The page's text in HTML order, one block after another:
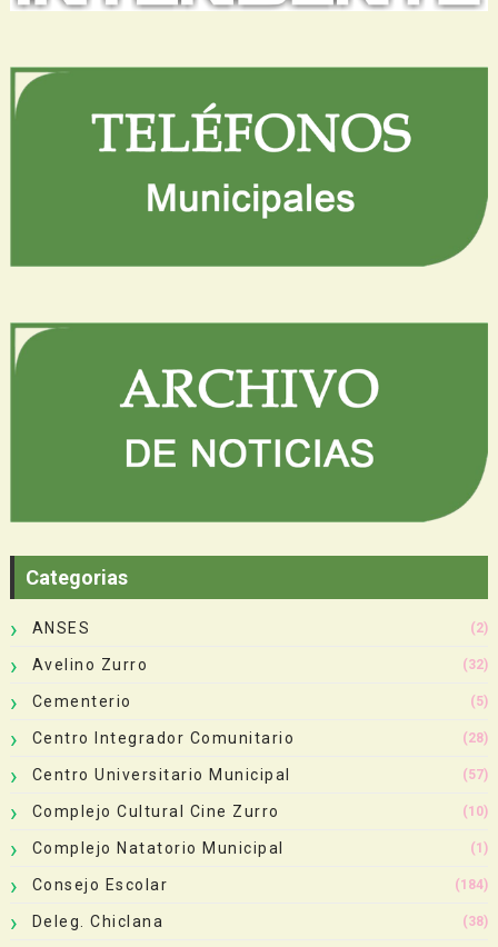
Categorias
ANSES (2)
Avelino Zurro (32)
Cementerio (5)
Centro Integrador Comunitario (28)
Centro Universitario Municipal (57)
Complejo Cultural Cine Zurro (10)
Complejo Natatorio Municipal (1)
Consejo Escolar (184)
Deleg. Chiclana (38)